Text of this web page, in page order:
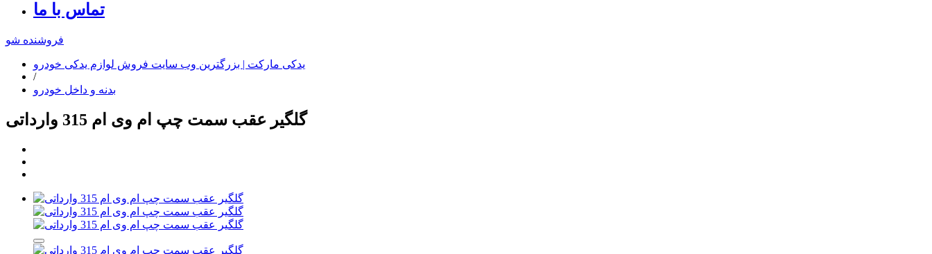
تماس با ما
فروشنده شو
یدکی مارکت | بزرگترین وب سایت فروش لوازم یدکی خودرو
/
بدنه و داخل خودرو
گلگیر عقب سمت چپ ام وی ام 315 وارداتی